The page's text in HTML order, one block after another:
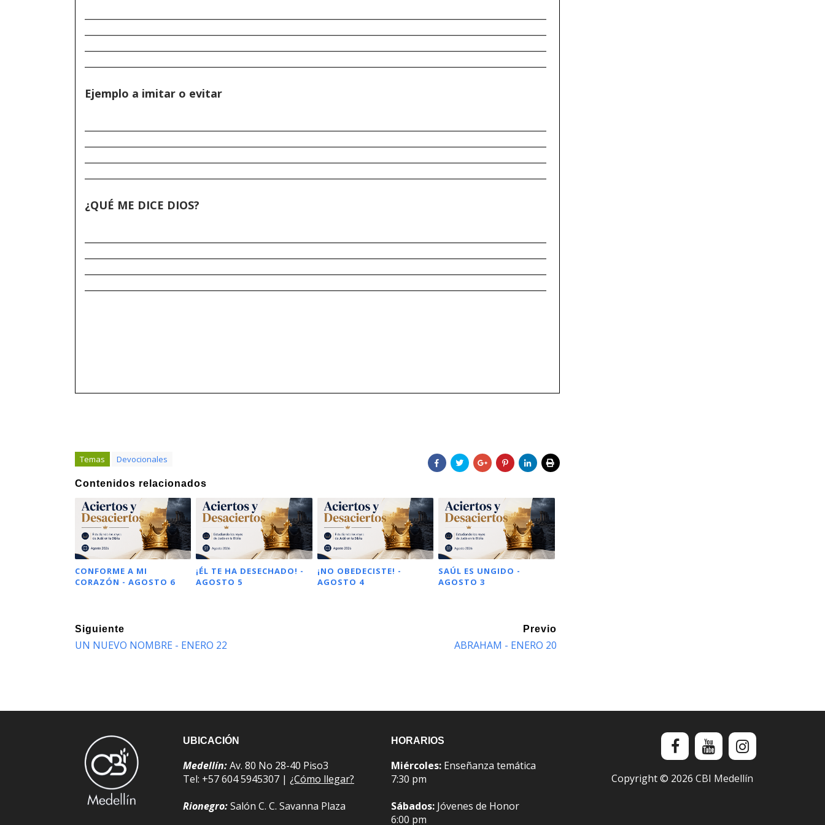
Ejemplo a imitar o evitar
¿QUÉ ME DICE DIOS?
Temas Devocionales
Contenidos relacionados
CONFORME A MI
CORAZÓN - AGOSTO 6
¡ÉL TE HA DESECHADO! -
AGOSTO 5
¡NO OBEDECISTE! -
AGOSTO 4
SAÚL ES UNGIDO -
AGOSTO 3
Siguiente
UN NUEVO NOMBRE - ENERO 22
Previo
ABRAHAM - ENERO 20
UBICACIÓN
Medellín:Av. 80 No 28-40 Piso3
Tel: +57 604 5945307 | ¿Cómo llegar?
Rionegro:Salón C. C. Savanna Plaza
HORARIOS
Miércoles: Enseñanza temática
7:30 pm
Sábados: Jóvenes de Honor
6:00 pm
Copyright © 2026 CBI Medellín